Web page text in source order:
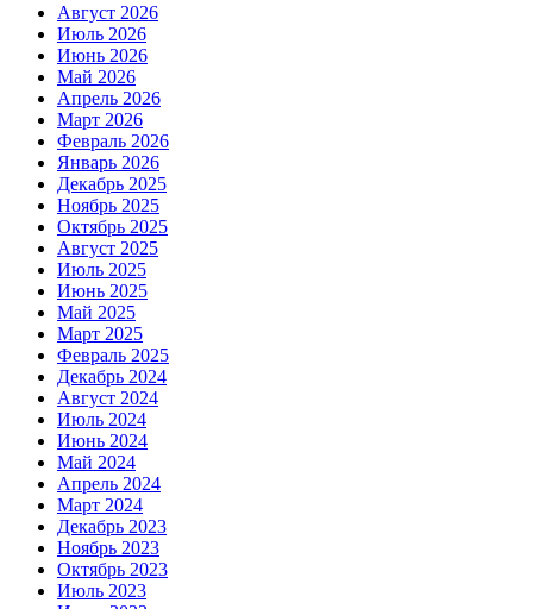
Август 2026
Июль 2026
Июнь 2026
Май 2026
Апрель 2026
Март 2026
Февраль 2026
Январь 2026
Декабрь 2025
Ноябрь 2025
Октябрь 2025
Август 2025
Июль 2025
Июнь 2025
Май 2025
Март 2025
Февраль 2025
Декабрь 2024
Август 2024
Июль 2024
Июнь 2024
Май 2024
Апрель 2024
Март 2024
Декабрь 2023
Ноябрь 2023
Октябрь 2023
Июль 2023